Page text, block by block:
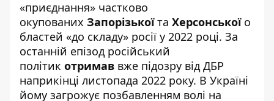
«приєднання» частково
окупованих Запорізькоїта Херсонськоїо
бластей «до складу» росії у 2022 році. За
останній епізод російський
політик отримав вже підозру від ДБР
наприкінці листопада 2022 року. В Україні
йому загрожує позбавленням волі на